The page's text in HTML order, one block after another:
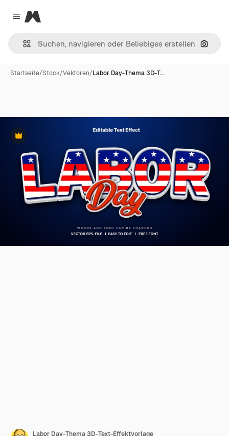
Close menu
Magnific
Nach
Startseite/Stock/Vektoren/Labor Day-Thema 3D-T…
Premium
Labor Day-Thema 3D-Text-Effektvorlage